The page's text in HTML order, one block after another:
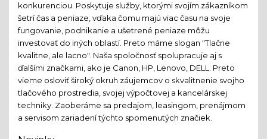
konkurenciou. Poskytuje služby, ktorými svojím zákazníkom
šetrí čas a peniaze, vďaka čomu majú viac času na svoje
fungovanie, podnikanie a ušetrené peniaze môžu
investovať do iných oblastí. Preto máme slogan "Tlačne
kvalitne, ale lacno". Naša spoločnosť spolupracuje aj s
ďalšími značkami, ako je Canon, HP, Lenovo, DELL. Preto
vieme osloviť široký okruh záujemcov o skvalitnenie svojho
tlačového prostredia, svojej výpočtovej a kancelárskej
techniky. Zaoberáme sa predajom, leasingom, prenájmom
a servisom zariadení týchto spomenutých značiek.